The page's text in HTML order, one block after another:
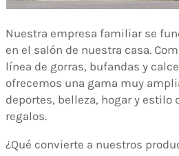
Nuestra empresa familiar se
en el salón de nuestra casa.
línea de gorras, bufandas y
ofrecemos una gama muy
deportes, belleza, hogar y estilo
regalos.
¿Qué convierte a nuestros